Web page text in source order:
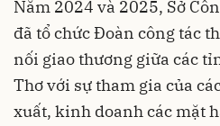
Năm 2024 và 2025, Sở
đã tổ chức Đoàn công tác
nối giao thương giữa các
Thơ với sự tham gia của
xuất, kinh doanh các mặt